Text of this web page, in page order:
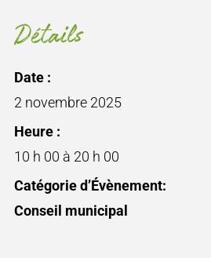
Détails
Date :
2 novembre 2025
Heure :
10 h 00 à 20 h 00
Catégorie d’Évènement:
Conseil municipal